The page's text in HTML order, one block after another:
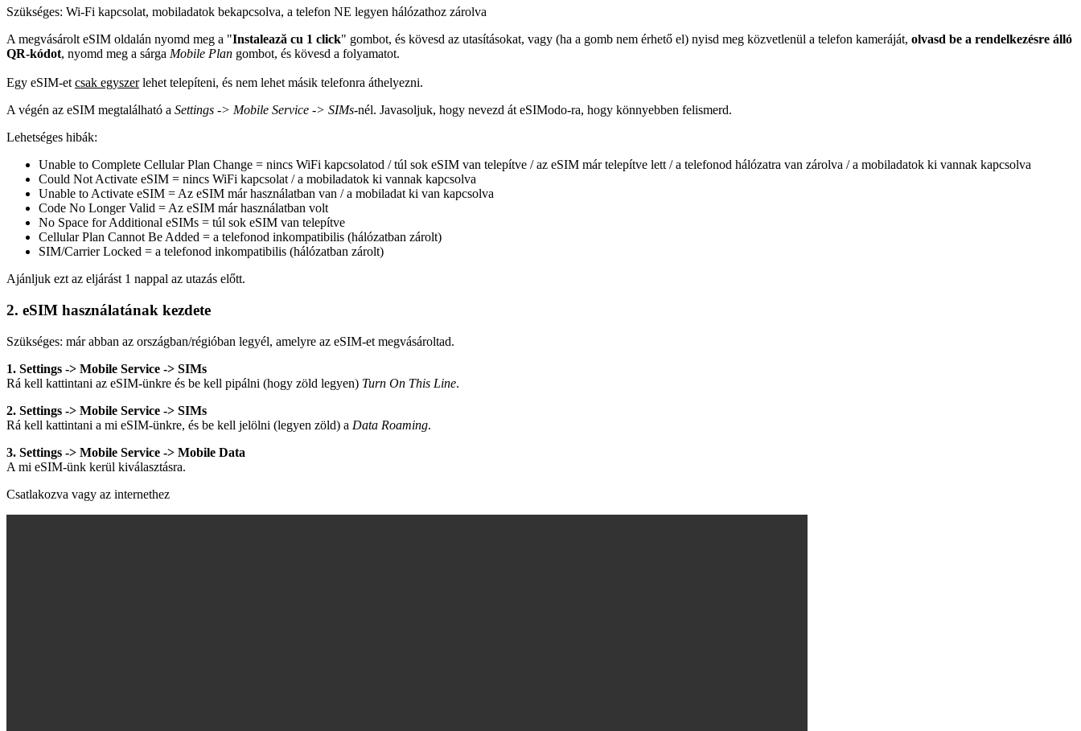
Szükséges: Wi-Fi kapcsolat, mobiladatok bekapcsolva, a telefon NE legyen hálózathoz zárolva
A megvásárolt eSIM oldalán nyomd meg a "Instalează cu 1 click" gombot, és kövesd az utasításokat, vagy (ha a gomb nem érhető el) nyisd meg közvetlenül a telefon kameráját, olvasd be a rendelkezésre álló
QR-kódot, nyomd meg a sárga Mobile Plan gombot, és kövesd a folyamatot.
Egy eSIM-et csak egyszerlehet telepíteni, és nem lehet másik telefonra áthelyezni.
A végén az eSIM megtalálható a Settings -> Mobile Service -> SIMs-nél. Javasoljuk, hogy nevezd át eSIModo-ra, hogy könnyebben felismerd.
Lehetséges hibák:
Unable to Complete Cellular Plan Change = nincs WiFi kapcsolatod / túl sok eSIM van telepítve / az eSIM már telepítve lett / a telefonod hálózatra van zárolva / a mobiladatok ki vannak kapcsolva
Could Not Activate eSIM = nincs WiFi kapcsolat / a mobiladatok ki vannak kapcsolva
Unable to Activate eSIM = Az eSIM már használatban van / a mobiladat ki van kapcsolva
Code No Longer Valid = Az eSIM már használatban volt
No Space for Additional eSIMs = túl sok eSIM van telepítve
Cellular Plan Cannot Be Added = a telefonod inkompatibilis (hálózatban zárolt)
SIM/Carrier Locked = a telefonod inkompatibilis (hálózatban zárolt)
Ajánljuk ezt az eljárást 1 nappal az utazás előtt.
2. eSIM használatának kezdete
Szükséges: már abban az országban/régióban legyél, amelyre az eSIM-et megvásároltad.
1. Settings -> Mobile Service -> SIMs
Rá kell kattintani az eSIM-ünkre és be kell pipálni (hogy zöld legyen) Turn On This Line.
2. Settings -> Mobile Service -> SIMs
Rá kell kattintani a mi eSIM-ünkre, és be kell jelölni (legyen zöld) a Data Roaming.
3. Settings -> Mobile Service -> Mobile Data
A mi eSIM-ünk kerül kiválasztásra.
Csatlakozva vagy az internethez